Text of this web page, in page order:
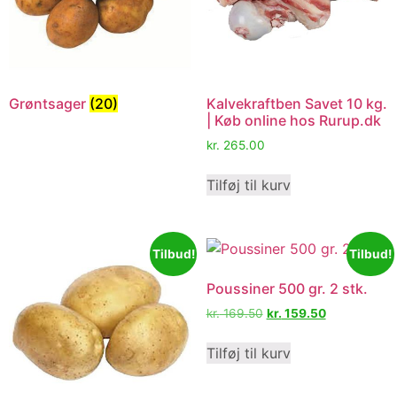
Grøntsager (20)
Kalvekraftben Savet 10 kg.
| Køb online hos Rurup.dk
kr. 265.00
Tilføj til kurv
Tilbud! Tilbud!
Poussiner 500 gr. 2 stk.
kr.169.50 kr. 159.50
Tilføj til kurv